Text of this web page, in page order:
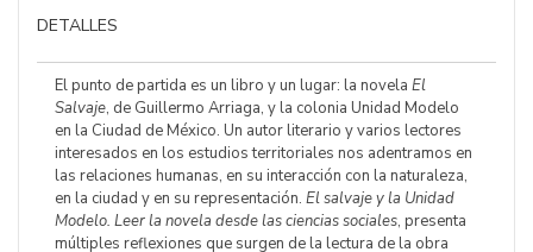
DETALLES
El punto de partida es un libro y un lugar: la novela El
Salvaje, de Guillermo Arriaga, y la colonia Unidad Modelo
en la Ciudad de México. Un autor literario y varios lectores
interesados en los estudios territoriales nos adentramos en
las relaciones humanas, en su interacción con la naturaleza,
en la ciudad y en su representación. El salvaje y la Unidad
Modelo. Leer la novela desde las ciencias sociales, presenta
múltiples reflexiones que surgen de la lectura de la obra